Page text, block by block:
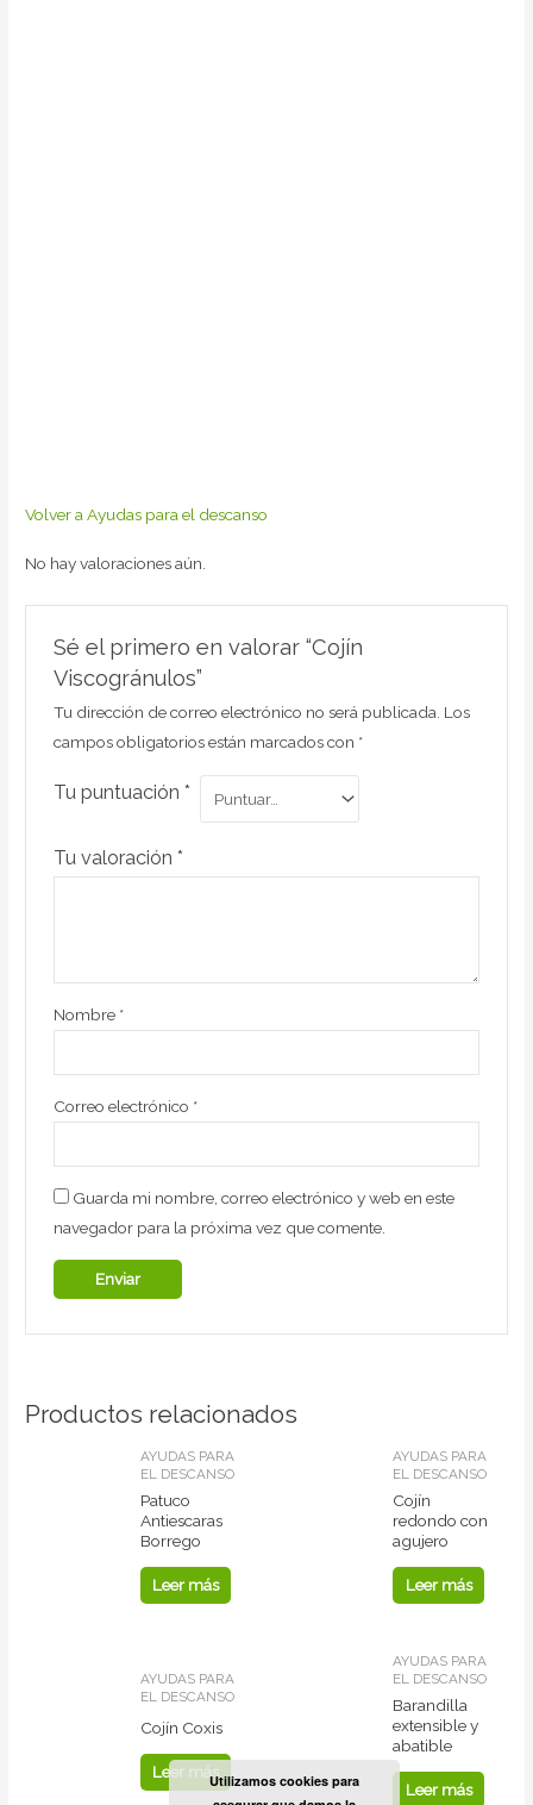
Volver a Ayudas para el descanso
No hay valoraciones aún.
Sé el primero en valorar “Cojín
Viscogránulos”
Tu dirección de correo electrónico no será publicada. Los
campos obligatorios están marcados con *
Tu puntuación *
Tu valoración *
Nombre *
Correo electrónico *
Guarda mi nombre, correo electrónico y web en este
navegador para la próxima vez que comente.
Productos relacionados
AYUDAS PARA
EL DESCANSO
Patuco
Antiescaras
Borrego
Leer más
AYUDAS PARA
EL DESCANSO
Cojín
redondo con
agujero
Leer más
AYUDAS PARA
EL DESCANSO
Cojín Coxis
Leer más
AYUDAS PARA
EL DESCANSO
Barandilla
extensible y
abatible
Leer más
Utilizamos cookies para